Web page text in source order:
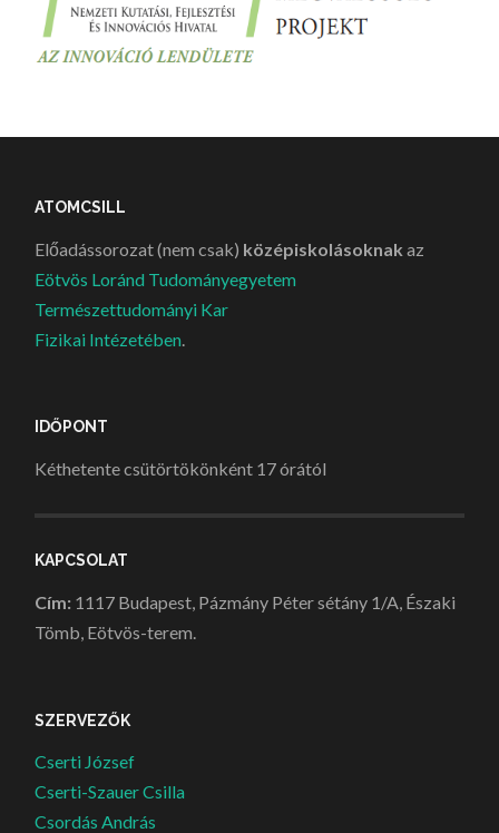
ATOMCSILL
Előadássorozat (nem csak) középiskolásoknak az
Eötvös Loránd Tudományegyetem
Természettudományi Kar
Fizikai Intézetében
IDŐPONT
Kéthetente csütörtökönként 17 órától
KAPCSOLAT
Cím: 1117 Budapest, Pázmány Péter sétány 1/A, Északi
Tömb, Eötvös-terem.
SZERVEZŐK
Cserti József
Cserti-Szauer Csilla
Csordás András